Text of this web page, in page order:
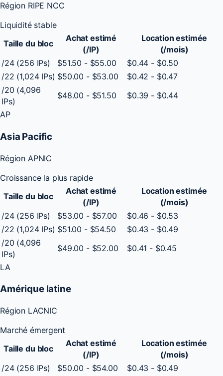
Région RIPE NCC
Liquidité stable
Taille du bloc
Achat estimé
(/IP)
Location estimée
(/mois)
/24 (256 IPs)
$51.50 - $55.00
$0.44 - $0.50
/22 (1,024 IPs) $50.00 - $53.00
$0.42 - $0.47
/20 (4,096
IPs)
$48.00 - $51.50
$0.39 - $0.44
AP
Asia Pacific
Région APNIC
Croissance la plus rapide
Taille du bloc
Achat estimé
(/IP)
Location estimée
(/mois)
/24 (256 IPs)
$53.00 - $57.00
$0.46 - $0.53
/22 (1,024 IPs) $51.00 - $54.50
$0.43 - $0.49
/20 (4,096
IPs)
$49.00 - $52.00
$0.41 - $0.45
LA
Amérique latine
Région LACNIC
Marché émergent
Taille du bloc
Achat estimé
(/IP)
Location estimée
(/mois)
/24 (256 IPs)
$50.00 - $54.00
$0.43 - $0.49